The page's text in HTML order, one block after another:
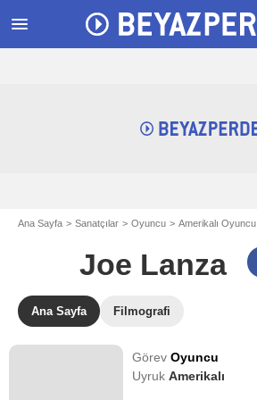
menu
Ana Sayfa Sanatçılar Oyuncu Amerikalı Oyuncu
Joe Lanza
Ana Sayfa Filmografi
GörevOyuncu
UyrukAmerikalı